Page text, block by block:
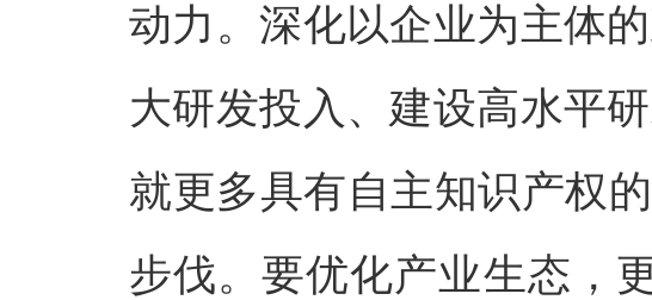
动力。深化以企业为主体
大研发投入、建设高水平
就更多具有自主知识产权
步伐。要优化产业生态，